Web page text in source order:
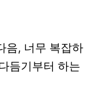
음, 너무 복잡하
듬기부터 하는